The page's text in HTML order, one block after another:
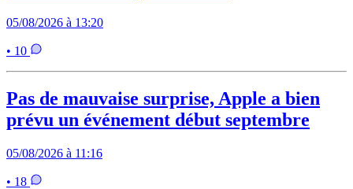
05/08/2026 à 13:20
• 10
Pas de mauvaise surprise, Apple a bien
prévu un événement début septembre
05/08/2026 à 11:16
• 18